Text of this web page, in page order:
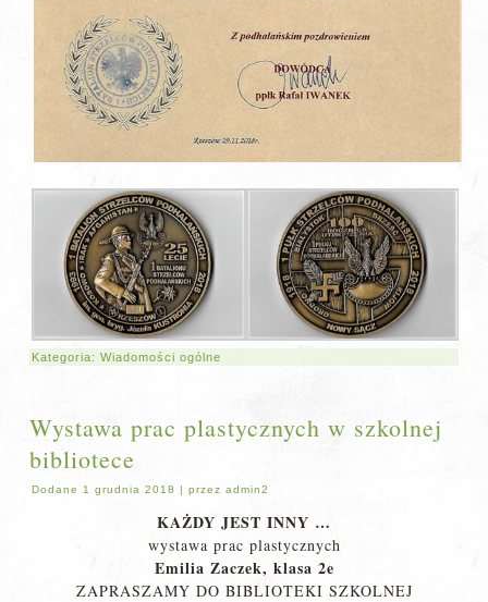
Kategoria:Wiadomości ogólne
Wystawa prac plastycznych w szkolnej
bibliotece
Dodane 1 grudnia 2018 |przez admin2
KAŻDY JEST INNY …
wystawa prac plastycznych
Emilia Zaczek, klasa 2e
ZAPRASZAMY DO BIBLIOTEKI SZKOLNEJ